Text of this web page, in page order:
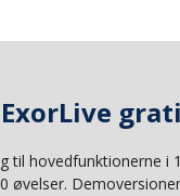
til hovedfunktionerne
øvelser.